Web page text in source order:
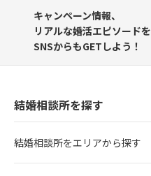
キャンペーン情報、
リアルな婚活エピソードを
SNSからもGETしよう！
結婚相談所を探す
結婚相談所をエリアから探す